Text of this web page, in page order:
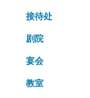
接待处
剧院
宴会
教室